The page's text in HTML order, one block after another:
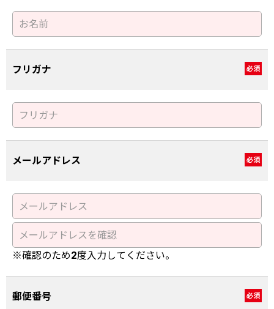
フリガナ 必須
メールアドレス 必須
※確認のため2度入力してください。
郵便番号 必須